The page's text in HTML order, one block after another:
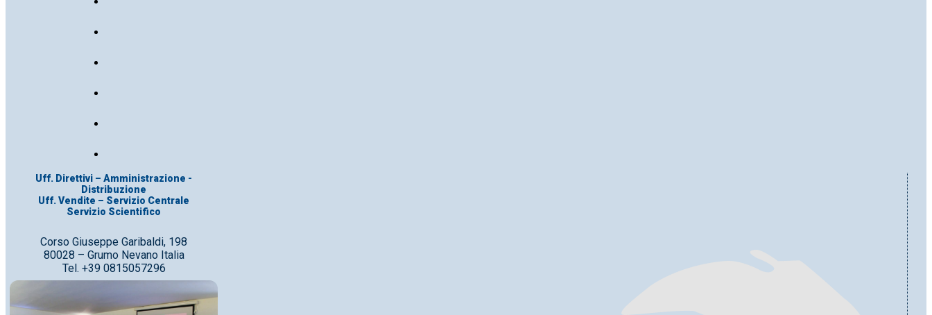
Uff. Direttivi – Amministrazione -
Distribuzione
Uff. Vendite – Servizio Centrale
Servizio Scientifico
Corso Giuseppe Garibaldi, 198
80028 – Grumo Nevano Italia
Tel. +39 0815057296